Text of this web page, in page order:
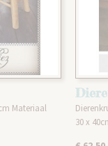
Materiaal
30 x